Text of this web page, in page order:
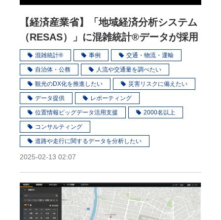
【経済産業省】「地域経済分析システム
（RESAS）」に混雑統計®データが採用
混雑統計® 事例 交通・物流・運輸
自治体・公務 人流や交通量を調べたい
観光のDX化を推進したい 災害リスクに備えたい
データ提供 レポーティング
位置情報ビッグデータ活用支援 2000名以上
コンサルティング
道路や走行に関するデータを分析したい
2025-02-13 02:07